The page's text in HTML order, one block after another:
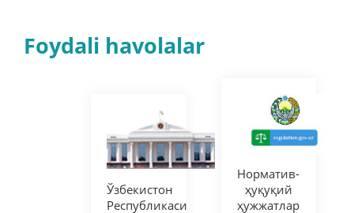
Foydali havolalar
Ўзбекистон
Республикаси
Норматив-
ҳуқуқий
ҳужжатлар